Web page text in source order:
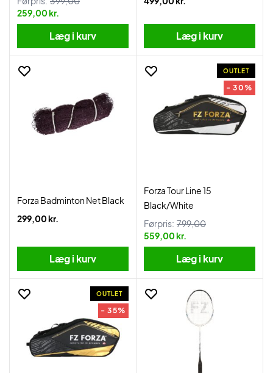
259,00 kr.
Læg i kurv Læg i kurv
Forza Badminton Net Black
299,00 kr.
Læg i kurv
OUTLET
- 30%
Forza Tour Line 15
Black/White
Førpris: 799,00
559,00 kr.
Læg i kurv
OUTLET
- 35%